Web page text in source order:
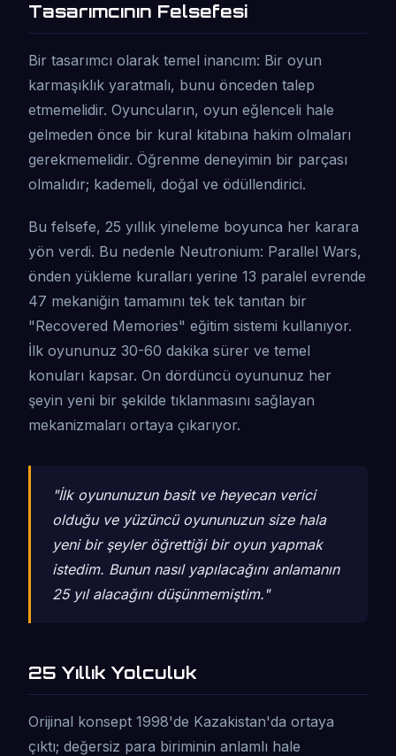
Tasarımcının Felsefesi
Bir tasarımcı olarak temel inancım: Bir oyun
karmaşıklık yaratmalı, bunu önceden talep
etmemelidir. Oyuncuların, oyun eğlenceli hale
gelmeden önce bir kural kitabına hakim olmaları
gerekmemelidir. Öğrenme deneyimin bir parçası
olmalıdır; kademeli, doğal ve ödüllendirici.
Bu felsefe, 25 yıllık yineleme boyunca her karara
yön verdi. Bu nedenle Neutronium: Parallel Wars,
önden yükleme kuralları yerine 13 paralel evrende
47 mekaniğin tamamını tek tek tanıtan bir
"Recovered Memories" eğitim sistemi kullanıyor.
İlk oyununuz 30-60 dakika sürer ve temel
konuları kapsar. On dördüncü oyununuz her
şeyin yeni bir şekilde tıklanmasını sağlayan
mekanizmaları ortaya çıkarıyor.
"İlk oyununuzun basit ve heyecan verici
olduğu ve yüzüncü oyununuzun size hala
yeni bir şeyler öğrettiği bir oyun yapmak
istedim. Bunun nasıl yapılacağını anlamanın
25 yıl alacağını düşünmemiştim."
25 Yıllık Yolculuk
Orijinal konsept 1998'de Kazakistan'da ortaya
çıktı; değersiz para biriminin anlamlı hale